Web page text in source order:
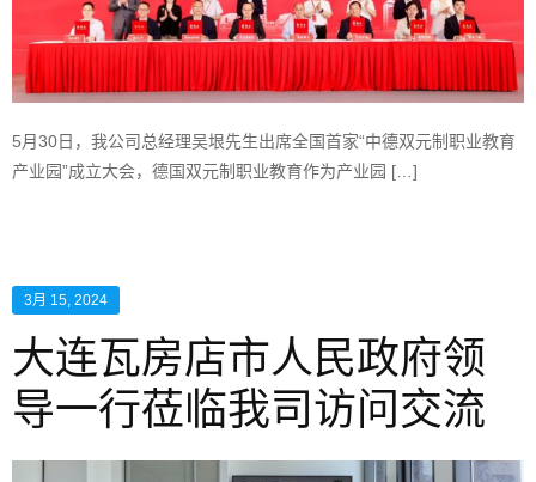
5月30日，我公司总经理吴垠先生出席全国首家“中德双元制职业教育
产业园”成立大会，德国双元制职业教育作为产业园 […]
3月 15, 2024
大连瓦房店市人民政府领
导一行莅临我司访问交流